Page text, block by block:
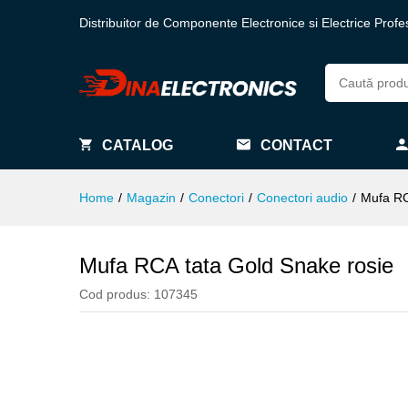
Distribuitor de Componente Electronice si Electrice
CATALOG CONTACT
Home / Magazin / Conectori / Conectori audio / Mufa
Mufa RCA tata Gold Snake rosie
Cod produs: 107345